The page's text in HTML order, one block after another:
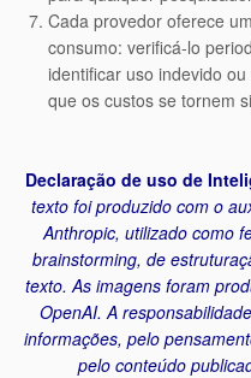
Cada provedor oferece
consumo: verificá-lo
identificar uso indevido
que os custos se tornem
Declaração de uso de
texto foi produzido com o
Anthropic, utilizado como
brainstorming, de
texto. As imagens foram
OpenAI. A
informações, pelo
pelo conteúdo